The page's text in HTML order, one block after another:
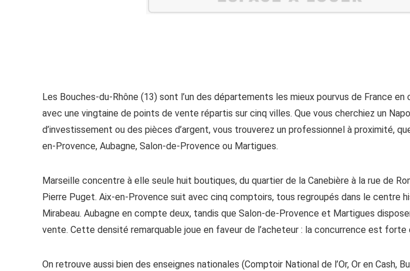
Les Bouches-du-Rhône (13) sont l’un des départements les mieux pourvus de France
avec une vingtaine de points de vente répartis sur cinq villes. Que vous cherchiez un
d’investissement ou des pièces d’argent, vous trouverez un professionnel à proximité,
en-Provence, Aubagne, Salon-de-Provence ou Martigues.
Marseille concentre à elle seule huit boutiques, du quartier de la Canebière à la rue de
Pierre Puget. Aix-en-Provence suit avec cinq comptoirs, tous regroupés dans le centre
Mirabeau. Aubagne en compte deux, tandis que Salon-de-Provence et Martigues
vente. Cette densité remarquable joue en faveur de l’acheteur : la concurrence est forte
On retrouve aussi bien des enseignes nationales (Comptoir National de l’Or, Or en Cash,